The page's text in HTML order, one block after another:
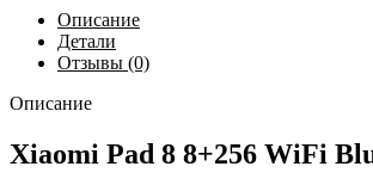
Описание
Детали
Отзывы (0)
Описание
Xiaomi Pad 8 8+256 WiFi